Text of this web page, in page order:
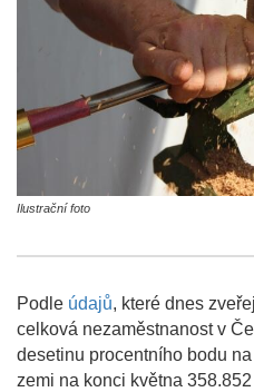
Ilustrační foto
Podle údajů, které dnes
celková nezaměstnanost v
desetinu procentního bodu
zemi na konci května